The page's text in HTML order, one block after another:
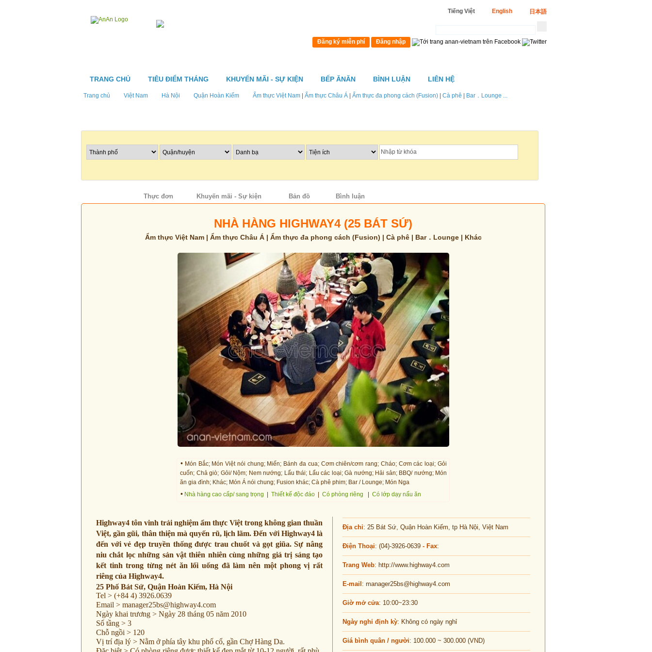
TRANG CHỦ TIÊU ĐIỂM THÁNG KHUYẾN MÃI - SỰ KIỆN BẾP ĂNĂN BÌNH LUẬN LIÊN HỆ
日本語
English
Tiếng Việt
Đăng ký miễn phí Đăng nhập
Trang chủ Việt Nam Hà Nội Quận Hoàn Kiếm Ẩm thực Việt Nam Ẩm thực Châu Á Ẩm thực đa phong cách (Fusion) Cà phê Bar．Lounge ...
Thực đơn Khuyến mãi - Sự kiện Bản đồ Bình luận
NHÀ HÀNG HIGHWAY4 (25 BÁT SỨ)
Ẩm thực Việt Nam | Ẩm thực Châu Á | Ẩm thực đa phong cách (Fusion) | Cà phê | Bar．Lounge | Khác
• Món Bắc; Món Việt nói chung; Miến; Bánh đa cua; Cơm chiên/cơm rang; Cháo; Cơm các loại; Gỏi
cuốn; Chả giò; Gỏi/ Nộm; Nem nướng; Lẩu thái; Lẩu các loại; Gà nướng; Hải sản; BBQ/ nướng; Món
ăn gia đình; Khác; Món Á nói chung; Fusion khác; Cà phê phim; Bar / Lounge; Món Nga
• Nhà hàng cao cấp/ sang trọng Thiết kế độc đáo Có phòng riêng Có lớp dạy nấu ăn
Highway4 tôn vinh trải nghiệm ẩm thực Việt trong không gian thuần
Việt, gần gũi, thân thiện mà quyến rũ, lịch lãm. Đến với Highway4 là
đến với vẻ đẹp truyền thống được trau chuốt và gọt giũa. Sự nâng
niu chắt lọc những sản vật thiên nhiên cùng những giá trị sáng tạo
kết tinh trong từng nét ăn lối uống đã làm nên một phong vị rất
riêng của Highway4.
25 Phố Bát Sứ, Quận Hoàn Kiếm, Hà Nội
Tel > (+84 4) 3926.0639
Email > manager25bs@highway4.com
Ngày khai trương > Ngày 28 tháng 05 năm 2010
Số tầng > 3
Chỗ ngồi > 120
Vị trí địa lý > Nằm ở phía tây khu phố cổ, gần Chợ Hàng Da.
Địa chỉ: 25 Bát Sứ, Quận Hoàn Kiếm, tp Hà Nội, Việt Nam
Điện Thoại: (04)-3926-0639 - Fax:
Trang Web: http://www.highway4.com
E-mail : manager25bs@highway4.com
Giờ mở cửa: 10:00~23:30
Ngày nghỉ định kỳ: Không có ngày nghỉ
Giá bình quân / người: 100.000 ~ 300.000 (VND)